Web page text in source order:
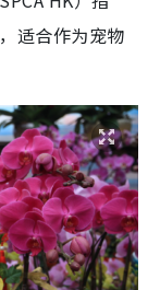
适合作为宠物